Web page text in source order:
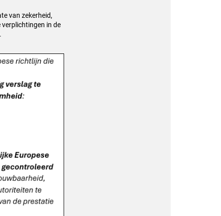
van zekerheid,
in de